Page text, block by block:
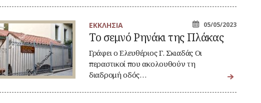
ΕΚΚΛΗΣΙΑ 05/05/2023
Το σεμνό Ρηνάκι της Πλάκας
Γράφει ο Ελευθέριος Γ. Σκιαδάς Οι
περαστικοί που ακολουθούν τη
διαδρομή οδός…